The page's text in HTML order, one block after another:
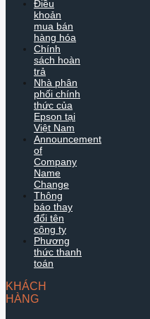
Điều
khoản
mua bán
hàng hóa
Chính
sách hoàn
trả
Nhà phân
phối chính
thức của
Epson tại
Việt Nam
Announcement
of
Company
Name
Change
Thông
báo thay
đổi tên
công ty
Phương
thức thanh
toán
KHÁCH
HÀNG